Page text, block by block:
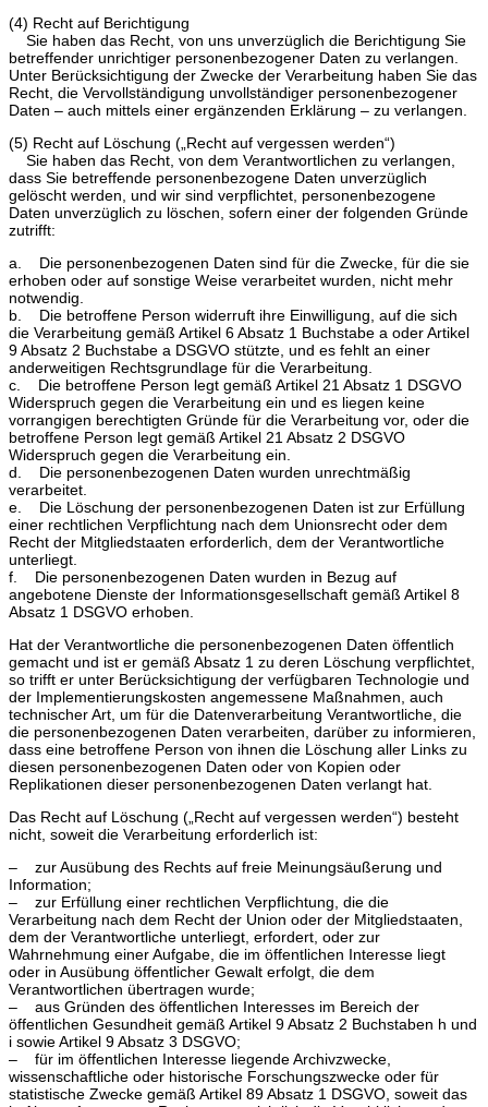
(4) Recht auf Berichtigung
Sie haben das Recht, von uns unverzüglich die Berichtigung Sie
betreffender unrichtiger personenbezogener Daten zu verlangen.
Unter Berücksichtigung der Zwecke der Verarbeitung haben Sie das
Recht, die Vervollständigung unvollständiger personenbezogener
Daten – auch mittels einer ergänzenden Erklärung – zu verlangen.
(5) Recht auf Löschung („Recht auf vergessen werden“)
Sie haben das Recht, von dem Verantwortlichen zu verlangen,
dass Sie betreffende personenbezogene Daten unverzüglich
gelöscht werden, und wir sind verpflichtet, personenbezogene
Daten unverzüglich zu löschen, sofern einer der folgenden Gründe
zutrifft:
a. Die personenbezogenen Daten sind für die Zwecke, für die sie
erhoben oder auf sonstige Weise verarbeitet wurden, nicht mehr
notwendig.
b. Die betroffene Person widerruft ihre Einwilligung, auf die sich
die Verarbeitung gemäß Artikel 6 Absatz 1 Buchstabe a oder Artikel
9 Absatz 2 Buchstabe a DSGVO stützte, und es fehlt an einer
anderweitigen Rechtsgrundlage für die Verarbeitung.
c. Die betroffene Person legt gemäß Artikel 21 Absatz 1 DSGVO
Widerspruch gegen die Verarbeitung ein und es liegen keine
vorrangigen berechtigten Gründe für die Verarbeitung vor, oder die
betroffene Person legt gemäß Artikel 21 Absatz 2 DSGVO
Widerspruch gegen die Verarbeitung ein.
d. Die personenbezogenen Daten wurden unrechtmäßig
verarbeitet.
e. Die Löschung der personenbezogenen Daten ist zur Erfüllung
einer rechtlichen Verpflichtung nach dem Unionsrecht oder dem
Recht der Mitgliedstaaten erforderlich, dem der Verantwortliche
unterliegt.
f. Die personenbezogenen Daten wurden in Bezug auf
angebotene Dienste der Informationsgesellschaft gemäß Artikel 8
Absatz 1 DSGVO erhoben.
Hat der Verantwortliche die personenbezogenen Daten öffentlich
gemacht und ist er gemäß Absatz 1 zu deren Löschung verpflichtet,
so trifft er unter Berücksichtigung der verfügbaren Technologie und
der Implementierungskosten angemessene Maßnahmen, auch
technischer Art, um für die Datenverarbeitung Verantwortliche, die
die personenbezogenen Daten verarbeiten, darüber zu informieren,
dass eine betroffene Person von ihnen die Löschung aller Links zu
diesen personenbezogenen Daten oder von Kopien oder
Replikationen dieser personenbezogenen Daten verlangt hat.
Das Recht auf Löschung („Recht auf vergessen werden“) besteht
nicht, soweit die Verarbeitung erforderlich ist:
– zur Ausübung des Rechts auf freie Meinungsäußerung und
Information;
– zur Erfüllung einer rechtlichen Verpflichtung, die die
Verarbeitung nach dem Recht der Union oder der Mitgliedstaaten,
dem der Verantwortliche unterliegt, erfordert, oder zur
Wahrnehmung einer Aufgabe, die im öffentlichen Interesse liegt
oder in Ausübung öffentlicher Gewalt erfolgt, die dem
Verantwortlichen übertragen wurde;
– aus Gründen des öffentlichen Interesses im Bereich der
öffentlichen Gesundheit gemäß Artikel 9 Absatz 2 Buchstaben h und
i sowie Artikel 9 Absatz 3 DSGVO;
– für im öffentlichen Interesse liegende Archivzwecke,
wissenschaftliche oder historische Forschungszwecke oder für
statistische Zwecke gemäß Artikel 89 Absatz 1 DSGVO, soweit das